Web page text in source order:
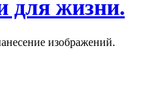
жизни.
изображений.